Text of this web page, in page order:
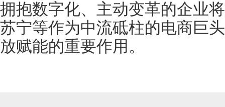
拥抱数字化、主动变革的企业
苏宁等作为中流砥柱的电商巨
放赋能的重要作用。